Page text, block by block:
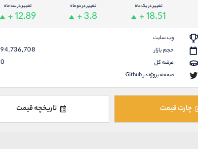
تغییر در یک ماه
+ 18.51
تغییر در دو ماه
+ 3.8
تغییر در سه ماه
+ 12.89
وب سایت
حجم بازار 94,736,708
عرضه کل 0
صفحه پروژه در Github
چارت قیمت تاریخچه قیمت